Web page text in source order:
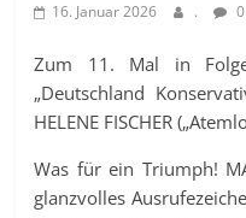
16. Januar 2026 .
Zum 11. Mal in
„Deutschland
HELENE FISCHER
Was für ein Triumph!
glanzvolles